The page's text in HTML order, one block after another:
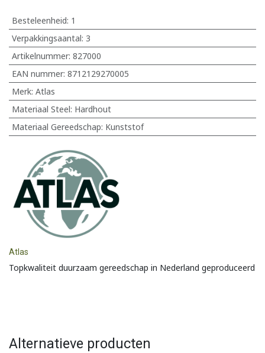
Besteleenheid: 1
Verpakkingsaantal: 3
Artikelnummer: 827000
EAN nummer: 8712129270005
Merk: Atlas
Materiaal Steel: Hardhout
Materiaal Gereedschap: Kunststof
Atlas
Topkwaliteit duurzaam gereedschap in Nederland geproduceerd
Alternatieve producten